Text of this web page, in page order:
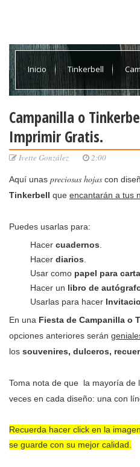
Inicio Tinkerbell
Campanilla o
Imprimir Gratis.
Ivette González 2:00
Aquí unas preciosas hojas con
Tinkerbell que encantarán a tus
Puedes usarlas para:
Hacer cuadernos
Hacer diarios
Usar como papel para
Hacer un libro de
Usarlas para hacer
En una Fiesta de Campanilla o
opciones anteriores serán
los souvenires, dulceros,
Toma nota de que la mayoría de
veces en cada diseño: una con
Recuerda hacer click en la imagen
se guarde con su mejor calidad.